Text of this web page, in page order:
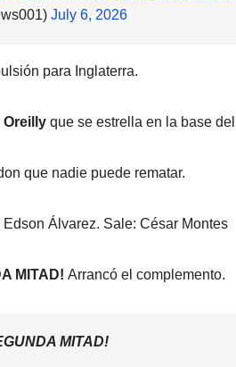
July 6, 2026
para Inglaterra.
Oreilly que se estrella en la base
que nadie puede rematar.
Edson Álvarez. Sale: César Montes
MITAD! Arrancó el complemento.
MITAD!